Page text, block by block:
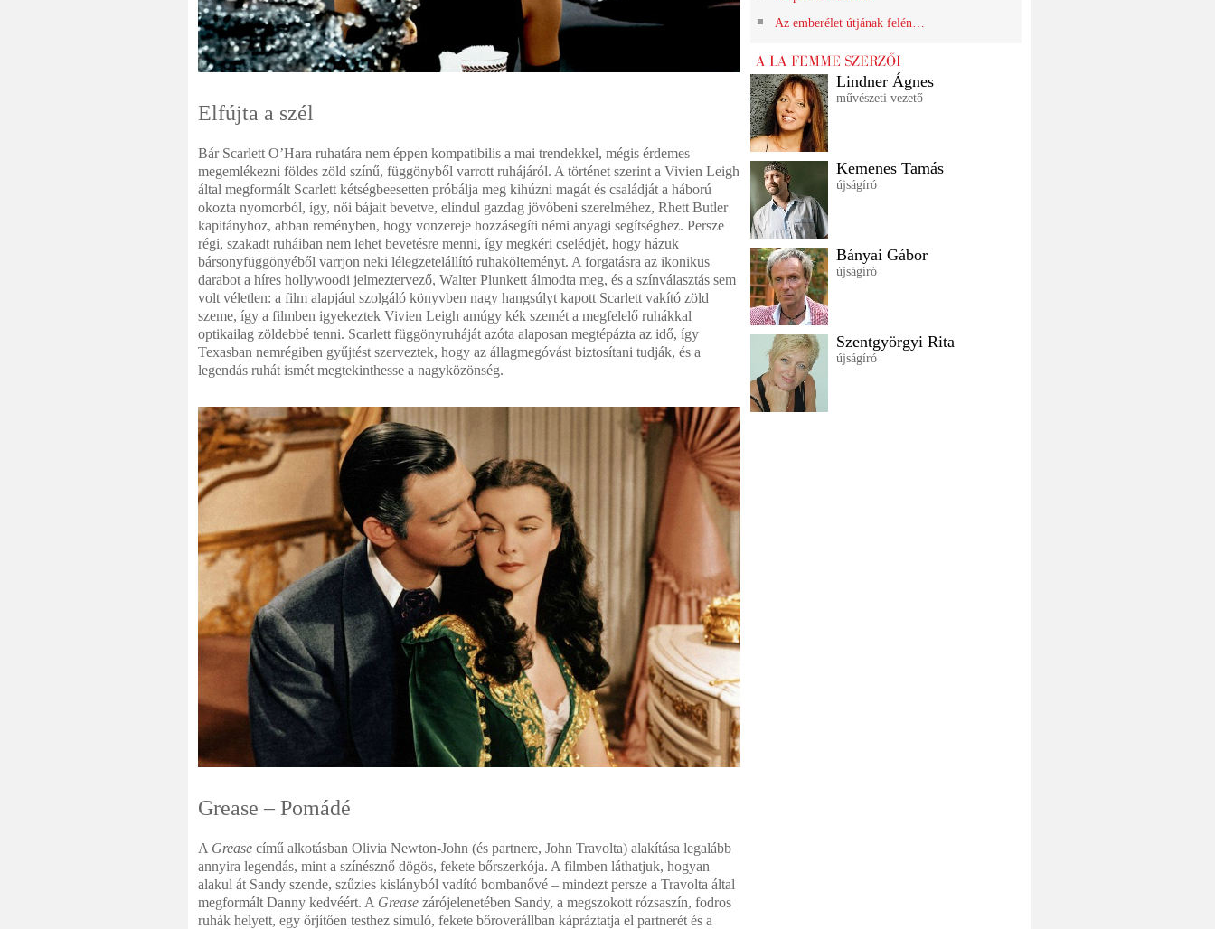
Elfújta a szél
Bár Scarlett O’Hara ruhatára nem éppen kompatibilis a mai trendekkel, mégis érdemes
megemlékezni földes zöld színű, függönyből varrott ruhájáról. A történet szerint a Vivien Leigh
által megformált Scarlett kétségbeesetten próbálja meg kihúzni magát és családját a háború
okozta nyomorból, így, női bájait bevetve, elindul gazdag jövőbeni szerelméhez, Rhett Butler
kapitányhoz, abban reményben, hogy vonzereje hozzásegíti némi anyagi segítséghez. Persze
régi, szakadt ruháiban nem lehet bevetésre menni, így megkéri cselédjét, hogy házuk
bársonyfüggönyéből varrjon neki lélegzetelállító ruhakölteményt. A forgatásra az ikonikus
darabot a híres hollywoodi jelmeztervező, Walter Plunkett álmodta meg, és a színválasztás sem
volt véletlen: a film alapjául szolgáló könyvben nagy hangsúlyt kapott Scarlett vakító zöld
szeme, így a filmben igyekeztek Vivien Leigh amúgy kék szemét a megfelelő ruhákkal
optikailag zöldebbé tenni. Scarlett függönyruháját azóta alaposan megtépázta az idő, így
Texasban nemrégiben gyűjtést szerveztek, hogy az állagmegóvást biztosítani tudják, és a
legendás ruhát ismét megtekinthesse a nagyközönség.
Grease – Pomádé
A Grease című alkotásban Olivia Newton-John (és partnere, John Travolta) alakítása legalább
annyira legendás, mint a színésznő dögös, fekete bőrszerkója. A filmben láthatjuk, hogyan
alakul át Sandy szende, szűzies kislányból vadító bombanővé – mindezt persze a Travolta által
megformált Danny kedvéért. A Grease zárójelenetében Sandy, a megszokott rózsaszín, fodros
ruhák helyett, egy őrjítően testhez simuló, fekete bőroverállban kápráztatja el partnerét és a
Az emberélet útjának felén…
Lindner Ágnes
művészeti vezető
Kemenes Tamás
újságíró
Bányai Gábor
újságíró
Szentgyörgyi Rita
újságíró